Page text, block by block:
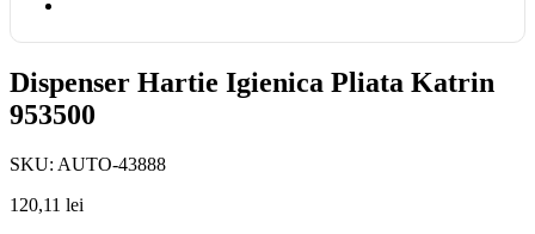
Dispenser Hartie Igienica Pliata Katrin
953500
SKU: AUTO-43888
120,11 lei